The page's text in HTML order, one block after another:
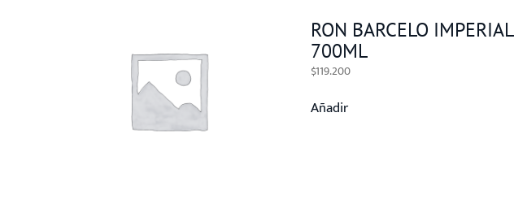
RON BARCELO IMPERIAL
700ML
$119.200
Añadir